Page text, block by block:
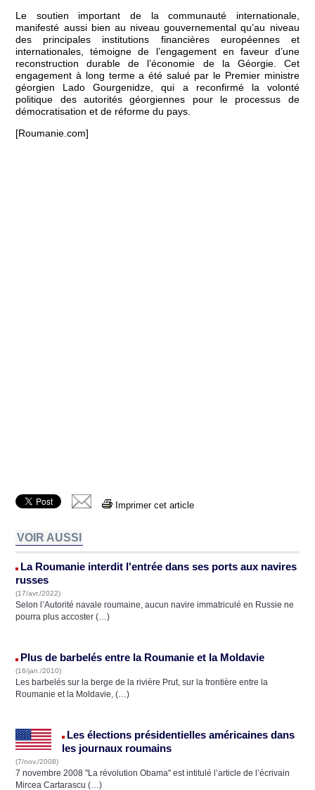
Le soutien important de la communauté internationale,
manifesté aussi bien au niveau gouvernemental qu’au niveau
des principales institutions financières européennes et
internationales, témoigne de l’engagement en faveur d’une
reconstruction durable de l’économie de la Géorgie. Cet
engagement à long terme a été salué par le Premier ministre
géorgien Lado Gourgenidze, qui a reconfirmé la volonté
politique des autorités géorgiennes pour le processus de
démocratisation et de réforme du pays.
[Roumanie.com]
Imprimer cet article
VOIR AUSSI
La Roumanie interdit l'entrée dans ses ports aux navires
russes
(17/avr./2022)
Selon l’Autorité navale roumaine, aucun navire immatriculé en Russie ne
pourra plus accoster (…)
Plus de barbelés entre la Roumanie et la Moldavie
(16/jan./2010)
Les barbelés sur la berge de la rivière Prut, sur la frontière entre la
Roumanie et la Moldavie, (…)
Les élections présidentielles américaines dans
les journaux roumains
(7/nov./2008)
7 novembre 2008 "La révolution Obama" est intitulé l’article de l’écrivain
Mircea Cartarascu (…)